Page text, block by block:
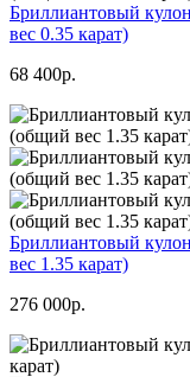
Бриллиантовый
вес 0.35 карат)
68 400р.
Бриллиантовый
вес 1.35 карат)
276 000р.